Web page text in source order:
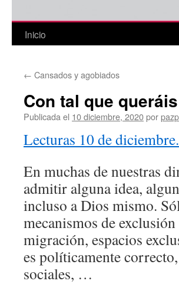
Inicio
← Cansados y agobiados
Con tal que
Publicada el 10 diciembre, 2020por
Lecturas 10 de
En muchas de nuestras
admitir alguna idea,
incluso a Dios mismo.
mecanismos de
migración, espacios
es políticamente
sociales, …